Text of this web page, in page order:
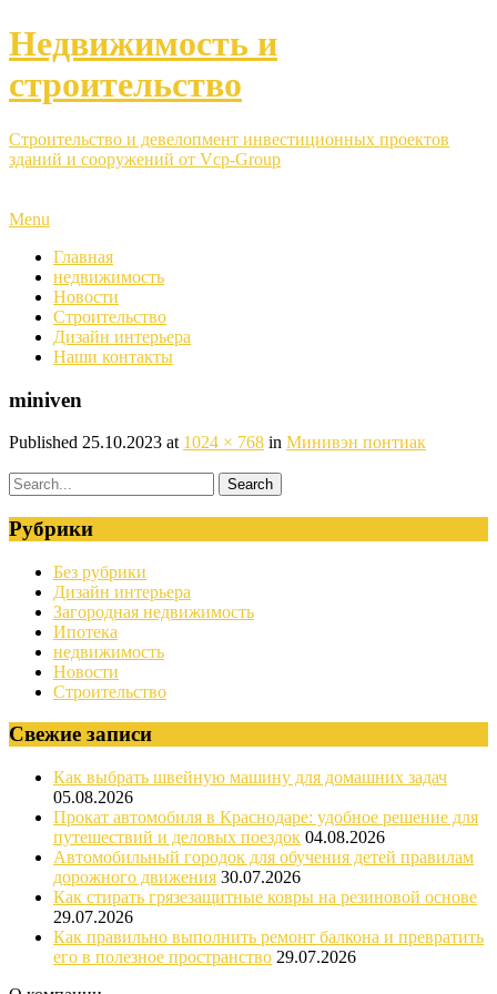
Недвижимость и
строительство
Строительство и девелопмент инвестиционных проектов
зданий и сооружений от Vcp-Group
Menu
Главная
недвижимость
Новости
Строительство
Дизайн интерьера
Наши контакты
miniven
Published 25.10.2023 at 1024 × 768 in Минивэн понтиак
Рубрики
Без рубрики
Дизайн интерьера
Загородная недвижимость
Ипотека
недвижимость
Новости
Строительство
Свежие записи
Как выбрать швейную машину для домашних задач
05.08.2026
Прокат автомобиля в Краснодаре: удобное решение для
путешествий и деловых поездок 04.08.2026
Автомобильный городок для обучения детей правилам
дорожного движения 30.07.2026
Как стирать грязезащитные ковры на резиновой основе
29.07.2026
Как правильно выполнить ремонт балкона и превратить
его в полезное пространство 29.07.2026